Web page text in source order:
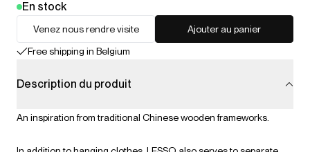
En stock
Venez nous rendre visite
Ajouter au panier
Free shipping in Belgium
Description du produit
An inspiration from traditional Chinese wooden frameworks.